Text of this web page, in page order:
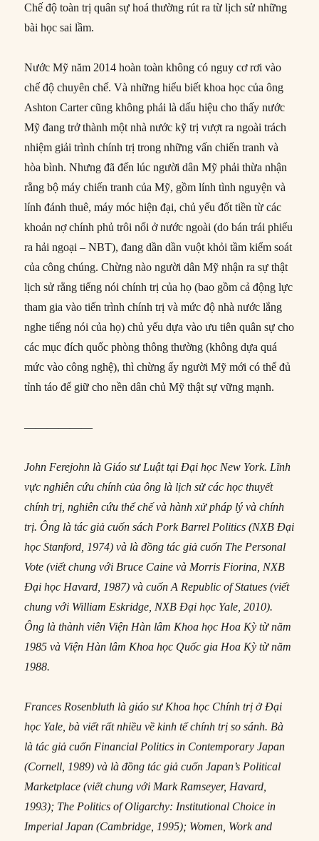
Chế độ toàn trị quân sự hoá thường rút ra từ lịch sử những
bài học sai lầm.
Nước Mỹ năm 2014 hoàn toàn không có nguy cơ rơi vào
chế độ chuyên chế. Và những hiểu biết khoa học của ông
Ashton Carter cũng không phải là dấu hiệu cho thấy nước
Mỹ đang trở thành một nhà nước kỹ trị vượt ra ngoài trách
nhiệm giải trình chính trị trong những vấn chiến tranh và
hòa bình. Nhưng đã đến lúc người dân Mỹ phải thừa nhận
rằng bộ máy chiến tranh của Mỹ, gồm lính tình nguyện và
lính đánh thuê, máy móc hiện đại, chủ yếu đốt tiền từ các
khoản nợ chính phủ trôi nổi ở nước ngoài (do bán trái phiếu
ra hải ngoại – NBT), đang dần dần vuột khỏi tầm kiểm soát
của công chúng. Chừng nào người dân Mỹ nhận ra sự thật
lịch sử rằng tiếng nói chính trị của họ (bao gồm cả động lực
tham gia vào tiến trình chính trị và mức độ nhà nước lắng
nghe tiếng nói của họ) chủ yếu dựa vào ưu tiên quân sự cho
các mục đích quốc phòng thông thường (không dựa quá
mức vào công nghệ), thì chừng ấy người Mỹ mới có thể đủ
tỉnh táo để giữ cho nền dân chủ Mỹ thật sự vững mạnh.
——————
John Ferejohn là Giáo sư Luật tại Đại học New York. Lĩnh
vực nghiên cứu chính của ông là lịch sử các học thuyết
chính trị, nghiên cứu thể chế và hành xử pháp lý và chính
trị. Ông là tác giả cuốn sách Pork Barrel Politics (NXB Đại
học Stanford, 1974) và là đồng tác giả cuốn The Personal
Vote (viết chung với Bruce Caine và Morris Fiorina, NXB
Đại học Havard, 1987) và cuốn A Republic of Statues (viết
chung với William Eskridge, NXB Đại học Yale, 2010).
Ông là thành viên Viện Hàn lâm Khoa học Hoa Kỳ từ năm
1985 và Viện Hàn lâm Khoa học Quốc gia Hoa Kỳ từ năm
1988.
Frances Rosenbluth là giáo sư Khoa học Chính trị ở Đại
học Yale, bà viết rất nhiều về kinh tế chính trị so sánh. Bà
là tác giả cuốn Financial Politics in Contemporary Japan
(Cornell, 1989) và là đồng tác giả cuốn Japan’s Political
Marketplace (viết chung với Mark Ramseyer, Havard,
1993); The Politics of Oligarchy: Institutional Choice in
Imperial Japan (Cambridge, 1995); Women, Work and